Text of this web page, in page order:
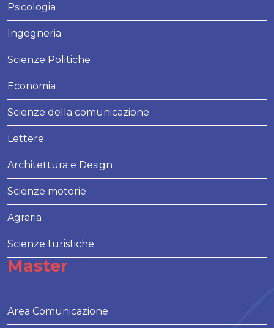
Psicologia
Ingegneria
Scienze Politiche
Economia
Scienze della comunicazione
Lettere
Architettura e Design
Scienze motorie
Agraria
Scienze turistiche
Master
Area Comunicazione